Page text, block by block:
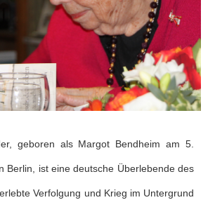
geboren als Margot Bendheim am 5.
Berlin, ist eine deutsche Überlebende des
Verfolgung und Krieg im Untergrund